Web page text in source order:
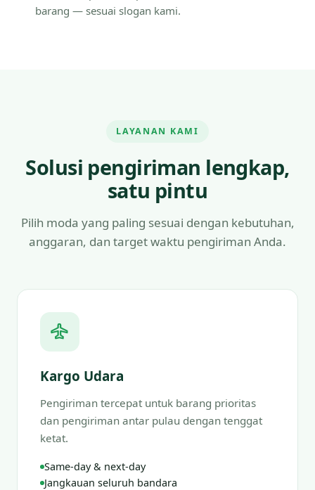
barang — sesuai slogan kami.
LAYANAN KAMI
Solusi pengiriman lengkap,
satu pintu
Pilih moda yang paling sesuai dengan kebutuhan,
anggaran, dan target waktu pengiriman Anda.
Kargo Udara
Pengiriman tercepat untuk barang prioritas
dan pengiriman antar pulau dengan tenggat
ketat.
Same-day & next-day
Jangkauan seluruh bandara